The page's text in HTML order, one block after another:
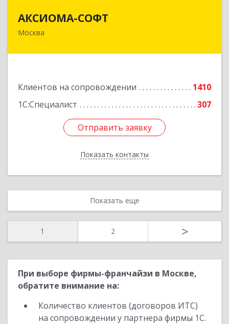
АКСИОМА-СОФТ
Москва
Клиентов на сопровождении
1410
1С:Специалист
307
Отправить заявку
Показать контакты
105066, Москва г, вн.тер.г. муниципальный
Подробнее
Отправить заявку
Назад
Показать еще
1 2 >
При выборе фирмы-франчайзи в Москве,
обратите внимание на:
Количество клиентов (договоров ИТС)
на сопровождении у партнера фирмы 1С.